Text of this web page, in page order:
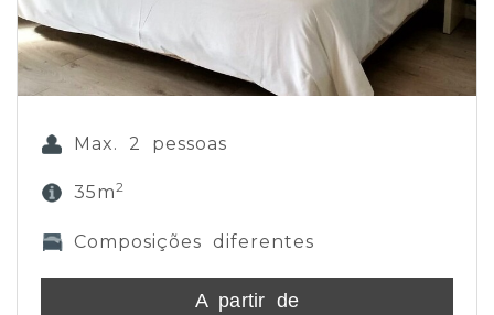
Max. 2 pessoas
35m2
Composições diferentes
A partir de